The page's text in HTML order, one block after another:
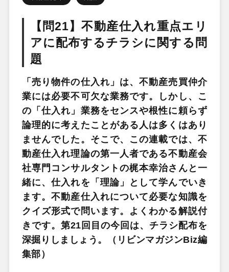
【問21】不動産仕入れ重点エリ
アに配布するチラシに関する問
題
「売り物件の仕入れ」は、不動産売買仲介
業には必要不可欠な業務です。しかし、こ
の「仕入れ」業務をセンスや根性に頼らず
論理的に考えたことがある人は多くはあり
ませんでした。そこで、この連載では、不
動産仕入れ理論の第一人者である不動産会
社専門コンサルタントの梶本幸治さんと一
緒に、仕入れを「理論」として学んでいき
ます。不動産仕入れについて必要な知識を
クイズ形式で問います。よくわかる解説付
きです。 第21回目の今回は、チラシ配布を
深掘りしましょう。（リビンマガジンBiz編
集部）